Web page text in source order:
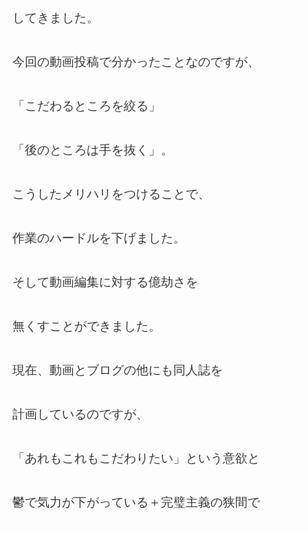
してきました。
今回の動画投稿で分かったことなのですが、
「こだわるところを絞る」
「後のところは手を抜く」。
こうしたメリハリをつけることで、
作業のハードルを下げました。
そして動画編集に対する億劫さを
無くすことができました。
現在、動画とブログの他にも同人誌を
計画しているのですが、
「あれもこれもこだわりたい」という意欲と
鬱で気力が下がっている＋完璧主義の狭間で